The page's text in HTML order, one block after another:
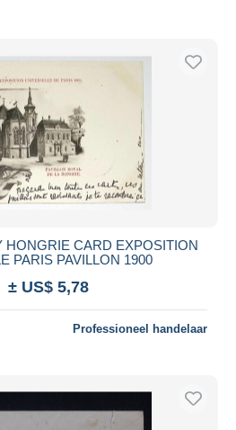
HONGRIE CARD EXPOSITION
PARIS PAVILLON 1900
± US$ 5,78
Professioneel handelaar